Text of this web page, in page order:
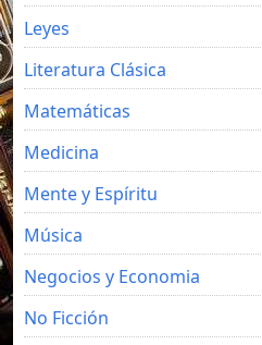
Leyes
Literatura Clásica
Matemáticas
Medicina
Mente y Espíritu
Música
Negocios y Economia
No Ficción